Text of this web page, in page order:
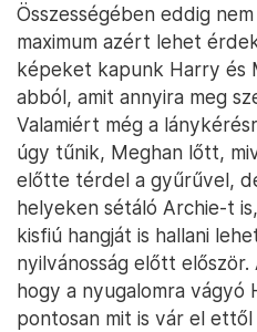
Összességében eddig
maximum azért lehet
képeket kapunk Harry és
abból, amit annyira meg
Valamiért még a
úgy tűnik, Meghan lőtt,
előtte térdel a gyűrűvel,
helyeken sétáló Archie-t
kisfiú hangját is hallani
nyilvánosság előtt
hogy a nyugalomra vágyó
pontosan mit is vár el